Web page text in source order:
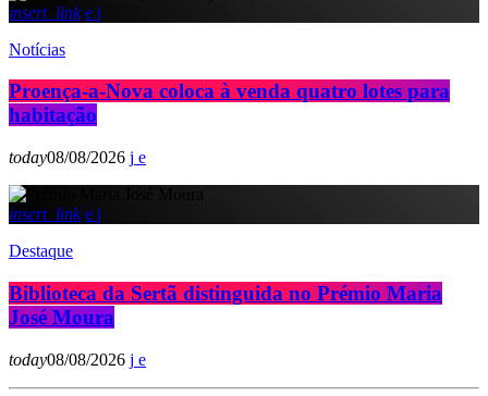
insert_link
Notícias
Proença-a-Nova coloca à venda quatro lotes para
habitação
today08/08/2026
insert_link
Destaque
Biblioteca da Sertã distinguida no Prémio Maria
José Moura
today08/08/2026